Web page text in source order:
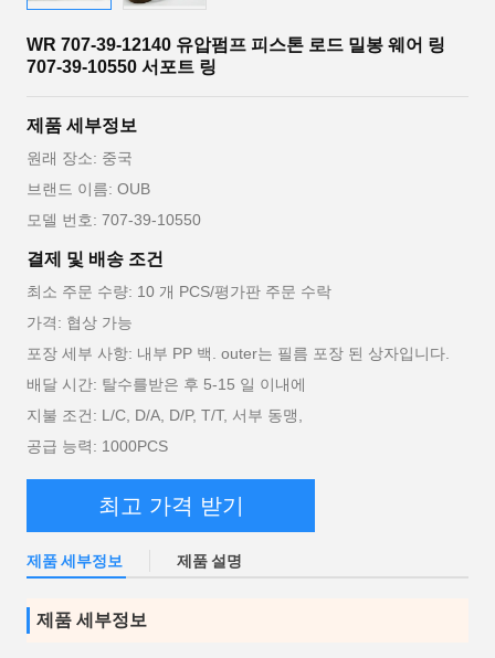
WR 707-39-12140 유압펌프 피스톤 로드 밀봉 웨어 링
707-39-10550 서포트 링
제품 세부정보
원래 장소: 중국
브랜드 이름: OUB
모델 번호: 707-39-10550
결제 및 배송 조건
최소 주문 수량: 10 개 PCS/평가판 주문 수락
가격: 협상 가능
포장 세부 사항: 내부 PP 백. outer는 필름 포장 된 상자입니다.
배달 시간: 탈수를받은 후 5-15 일 이내에
지불 조건: L/C, D/A, D/P, T/T, 서부 동맹,
공급 능력: 1000PCS
최고 가격 받기
제품 세부정보 제품 설명
제품 세부정보